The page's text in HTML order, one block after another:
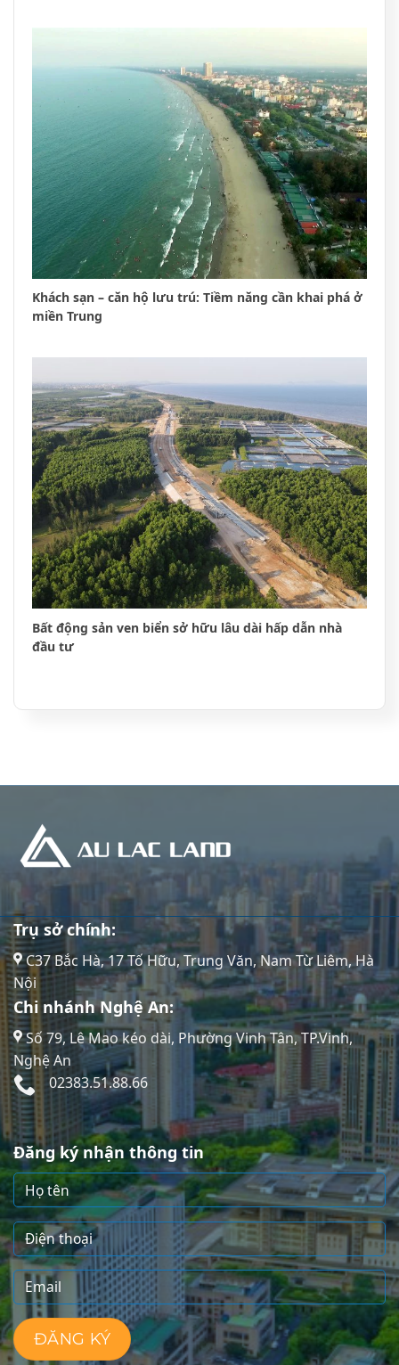
Khách sạn – căn hộ lưu trú: Tiềm năng cần khai phá ở
miền Trung
Bất động sản ven biển sở hữu lâu dài hấp dẫn nhà
đầu tư
Trụ sở chính:
C37 Bắc Hà, 17 Tố Hữu, Trung Văn, Nam Từ Liêm, Hà
Nội
Chi nhánh Nghệ An:
Số 79, Lê Mao kéo dài, Phường Vinh Tân, TP.Vinh,
Nghệ An
02383.51.88.66
Đăng ký nhận thông tin